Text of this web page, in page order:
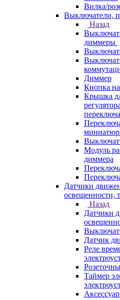
Вилка/
Выключатели,
Назад
диммеры
Диммер
Кнопка
Крышка
Модуль
диммера
Датчики
освещенности,
Назад
Датчики
Датчик
Реле
Таймер